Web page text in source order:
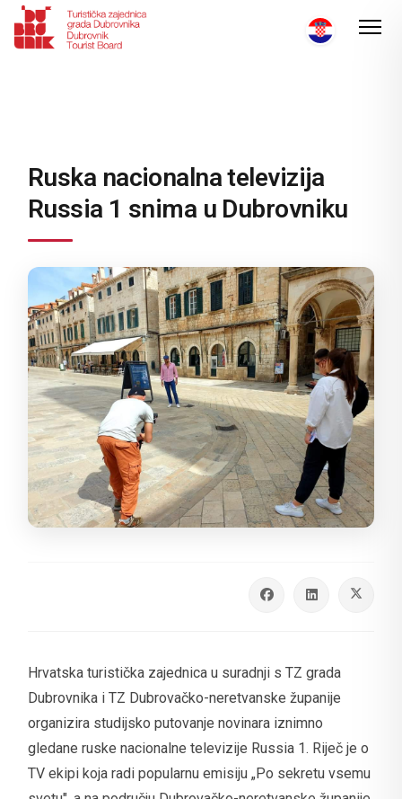
Ruska nacionalna televizija
Russia 1 snima u Dubrovniku
Hrvatska turistička zajednica u suradnji s TZ grada
Dubrovnika i TZ Dubrovačko-neretvanske županije
organizira studijsko putovanje novinara iznimno
gledane ruske nacionalne televizije Russia 1. Riječ je o
TV ekipi koja radi popularnu emisiju „Po sekretu vsemu